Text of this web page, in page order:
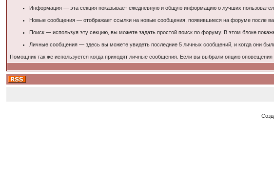
Информация — эта секция показывает ежедневную и общую информацию о лучших
Новые сообщения — отображает ссылки на новые сообщения, появившиеся на форуме после
Поиск — используя эту секцию, вы можете задать простой поиск по форуму. В этом блоке
Личные сообщения — здесь вы можете увидеть последние 5 личных сообщений, и когда они
Помощник так же используется когда приходят личные сообщения. Если вы выбрали опцию